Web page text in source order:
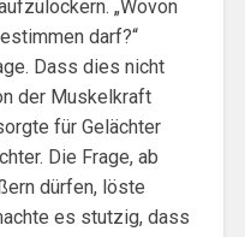
„Wovon
darf?“
Dass dies nicht
der Muskelkraft
für Gelächter
Die Frage, ab
dürfen, löste
es stutzig, dass